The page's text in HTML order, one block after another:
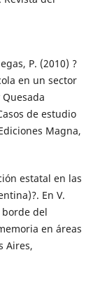
P. (2010) ?
en un sector
de estudio
Magna,
estatal en las
En V.
del
en áreas
Aires,